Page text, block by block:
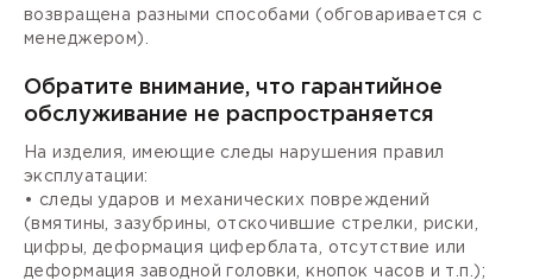
возвращена разными способами (обговаривается с
менеджером).
Обратите внимание, что гарантийное
обслуживание не распространяется
На изделия, имеющие следы нарушения правил
эксплуатации:
• следы ударов и механических повреждений
(вмятины, зазубрины, отскочившие стрелки, риски,
цифры, деформация циферблата, отсутствие или
деформация заводной головки, кнопок часов и т.п.);